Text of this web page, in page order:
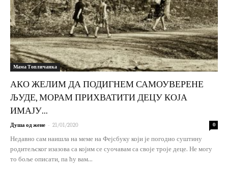
Мама Топличанка
АКО ЖЕЛИМ ДА ПОДИГНЕМ САМОУВЕРЕНЕ
ЉУДЕ, МОРАМ ПРИХВАТИТИ ДЕЦУ КОЈА
ИМАЈУ...
Душа од жене - 21/01/2020 0
Недавно сам наишла на меме на Фејсбуку који је погодио суштину
родитељског изазова са којим се суочавам са своје троје деце. Не могу
то боље описати, па ћу вам...